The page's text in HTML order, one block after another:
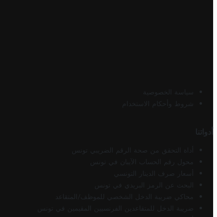
سياسة الخصوصية
شروط وأحكام الاستخدام
أدواتنا
أداة التحقق من صحة الرقم الضريبي تونس
محول رقم الحساب الآيبان في تونس
أسعار صرف الدينار التونسي
البحث عن الرمز البريدي في تونس
محاكي ضريبة الدخل الشخصي للموظف/المتقاعد
ضريبة الدخل للمتقاعدين الفرنسيين المقيمين في تونس